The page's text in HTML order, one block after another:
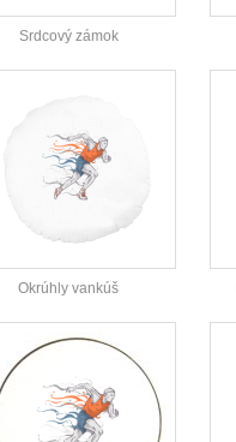
Srdcový zámok
Okrúhly vankúš